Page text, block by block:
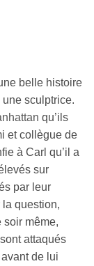
belle histoire
sculptrice.
qu’ils
et collègue de
à Carl qu’il a
sur
par leur
la question,
soir même,
attaqués
de lui